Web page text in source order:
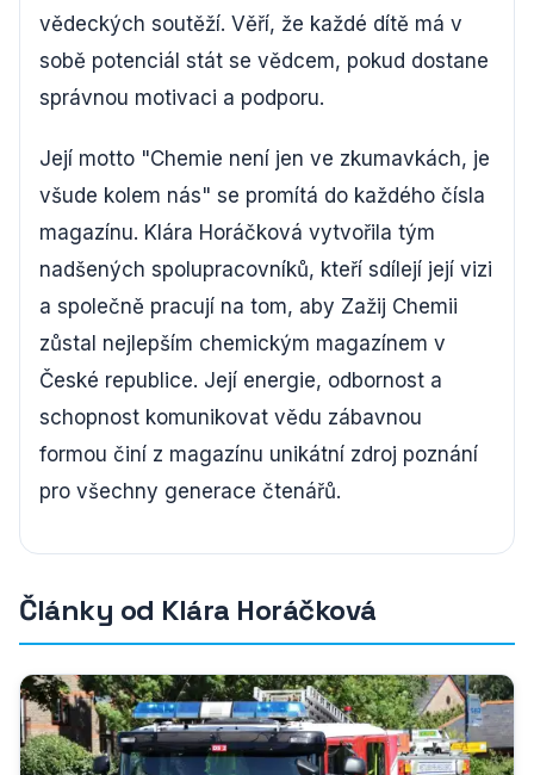
vědeckých soutěží. Věří, že každé dítě má v
sobě potenciál stát se vědcem, pokud dostane
správnou motivaci a podporu.
Její motto "Chemie není jen ve zkumavkách, je
všude kolem nás" se promítá do každého čísla
magazínu. Klára Horáčková vytvořila tým
nadšených spolupracovníků, kteří sdílejí její vizi
a společně pracují na tom, aby Zažij Chemii
zůstal nejlepším chemickým magazínem v
České republice. Její energie, odbornost a
schopnost komunikovat vědu zábavnou
formou činí z magazínu unikátní zdroj poznání
pro všechny generace čtenářů.
Články od Klára Horáčková